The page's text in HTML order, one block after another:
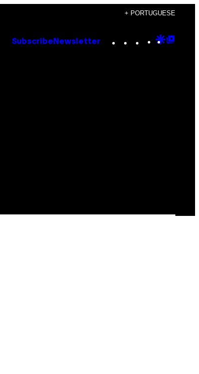
+ PORTUGUESE
Subscribe Newsletter Instagram
TikTok
YouTube
Google